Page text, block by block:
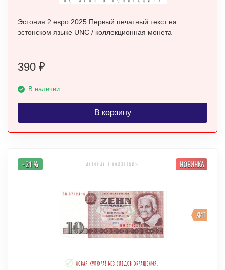
Эстония 2 евро 2025 Первый печатный текст на
эстонском языке UNC / коллекционная монета
390 ₽
В наличии
В корзину
ХИТ
- 21 % НОВИНКА